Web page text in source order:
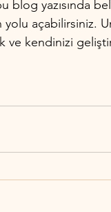
blog yazısında
açabilirsiniz.
ve kendinizi